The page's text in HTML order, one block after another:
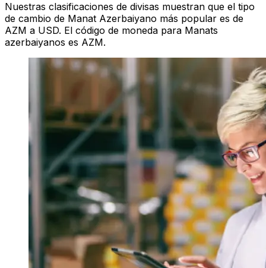
Nuestras clasificaciones de divisas muestran que el tipo
de cambio de Manat Azerbaiyano más popular es de
AZM a USD. El código de moneda para Manats
azerbaiyanos es AZM.